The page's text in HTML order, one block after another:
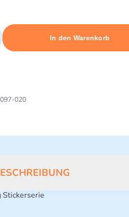
Maximum quantity: 45
In den Warenkorb
020
Stickerserie